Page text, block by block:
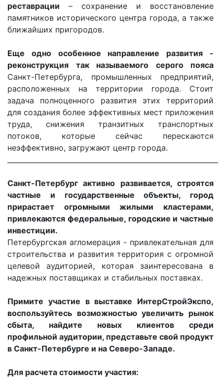
реставрации – cохранение и восстановление
памятников исторического центра города, а также
ближайших пригородов.
Еще одно особенное направление развития -
реконструкция так называемого серого пояса
Санкт-Петербурга, промышленных предприятий,
расположенных на территории города. Стоит
задача полноценного развития этих территорий
для создания более эффективных мест приложения
труда, снижения транзитных транспортных
потоков, которые сейчас перескаются
неэффективно, загружают центр города.
Санкт-Петербург активно развивается, строятся
частные и государственные объекты, город
прирастает огромными жилыми кластерами,
привлекаются федеральные, городские и частные
инвестиции.
Петербургская агломерация - привлекательная для
строительства и развития территория с огромной
целевой аудиторией, которая заинтересована в
надежных поставщиках и стабильных поставках.
Примите участие в выставке ИнтерСтройЭкспо,
воспользуйтесь возможностью увеличить рынок
сбыта, найдите новых клиентов среди
профильной аудитории, представьте свой продукт
в Санкт-Петербурге и на Северо-Западе.
Для расчета стоимости участия: